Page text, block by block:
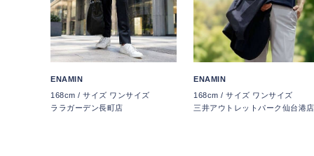
ENAMIN
168cm / サイズ ワンサイズ
ララガーデン長町店
ENAMIN
168cm / サイズ ワンサイズ
三井アウトレットパーク仙台港店